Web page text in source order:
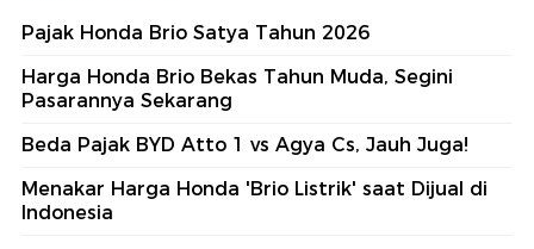
Pajak Honda Brio Satya Tahun 2026
Harga Honda Brio Bekas Tahun Muda, Segini
Pasarannya Sekarang
Beda Pajak BYD Atto 1 vs Agya Cs, Jauh Juga!
Menakar Harga Honda 'Brio Listrik' saat Dijual di
Indonesia